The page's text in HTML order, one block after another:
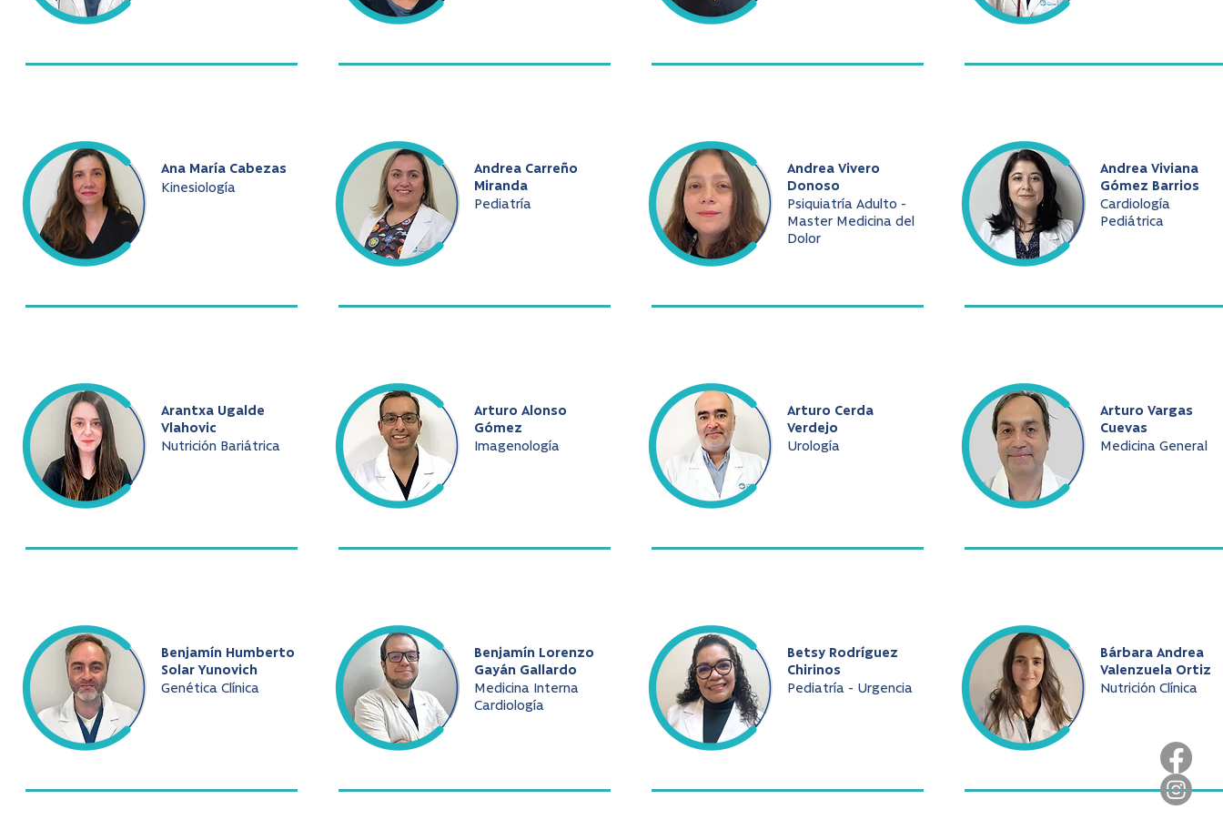
Ana María Cabezas
Kinesiología
Arantxa Ugalde
Vlahovic
Nutrición Bariátrica
Benjamín Humberto
Solar Yunovich
Genética Clínica
Andrea Carreño
Miranda
Pediatría
Arturo Alonso
Gómez
Imagenología
Benjamín Lorenzo
Gayán Gallardo
Medicina Interna
Cardiología
Andrea Vivero
Donoso
Psiquiatría Adulto -
Master Medicina del
Dolor
Arturo Cerda
Verdejo
Urología
Betsy Rodríguez
Chirinos
Pediatría - Urgencia
Andrea Viviana
Gómez Barrios
Cardiología
Pediátrica
Arturo Vargas
Cuevas
Medicina General
Bárbara Andrea
Valenzuela Ortiz
Nutrición Clínica